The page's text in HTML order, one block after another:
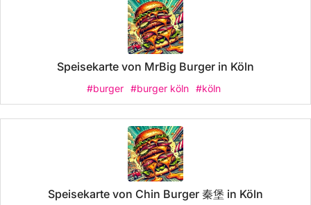
Speisekarte von MrBig Burger in Köln
#burger #burger köln #köln
Speisekarte von Chin Burger 秦堡 in Köln